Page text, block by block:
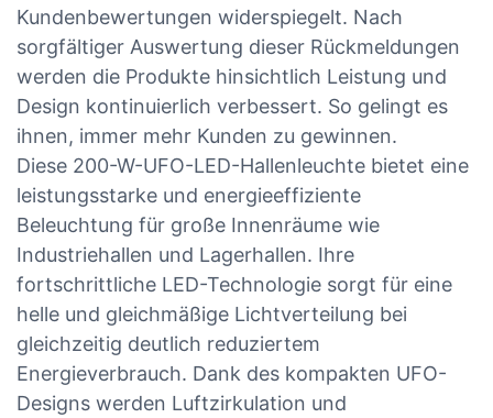
Kundenbewertungen widerspiegelt. Nach
sorgfältiger Auswertung dieser Rückmeldungen
werden die Produkte hinsichtlich Leistung und
Design kontinuierlich verbessert. So gelingt es
ihnen, immer mehr Kunden zu gewinnen.
Diese 200-W-UFO-LED-Hallenleuchte bietet eine
leistungsstarke und energieeffiziente
Beleuchtung für große Innenräume wie
Industriehallen und Lagerhallen. Ihre
fortschrittliche LED-Technologie sorgt für eine
helle und gleichmäßige Lichtverteilung bei
gleichzeitig deutlich reduziertem
Energieverbrauch. Dank des kompakten UFO-
Designs werden Luftzirkulation und